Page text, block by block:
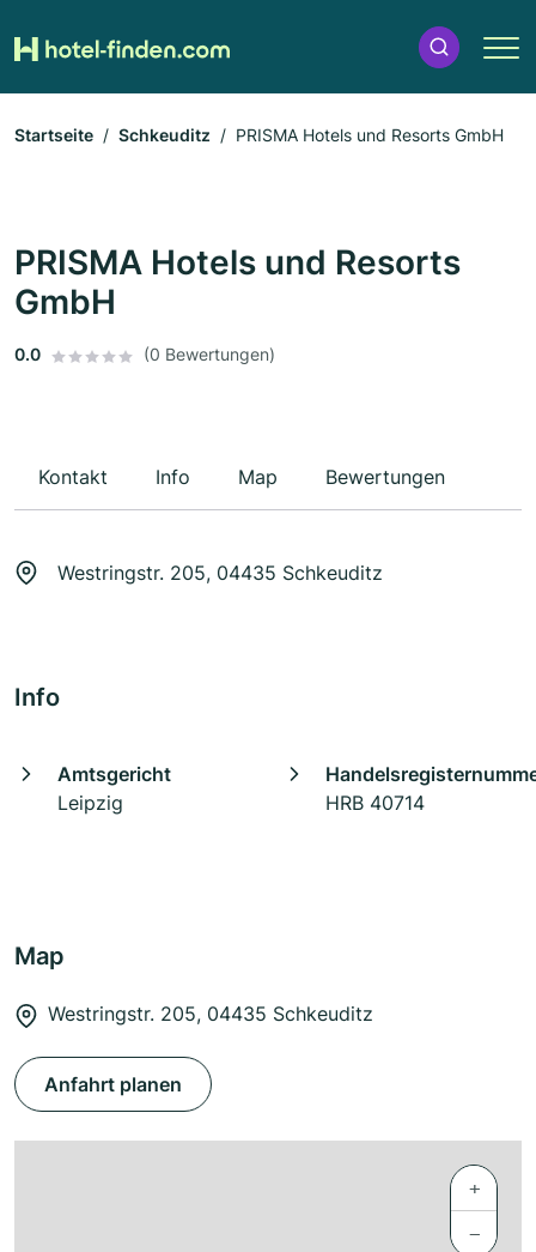
Startseite Schkeuditz PRISMA Hotels und Resorts GmbH
PRISMA Hotels und Resorts
GmbH
0.0 (0 Bewertungen)
Kontakt Info Map Bewertungen
Westringstr. 205, 04435 Schkeuditz
Info
Amtsgericht
Leipzig
HRB 40714
Map
Westringstr. 205, 04435 Schkeuditz
Anfahrt planen
+
−